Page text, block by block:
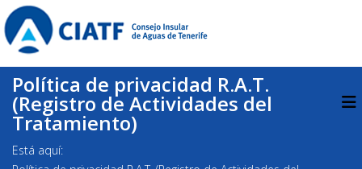
Política de privacidad R.A.T.
(Registro de Actividades del
Tratamiento)
Está aquí: